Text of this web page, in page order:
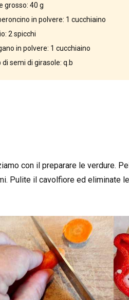
grosso: 40 g
in polvere: 1 cucchiaino
2 spicchi
in polvere: 1 cucchiaino
di semi di girasole: q.b
con il preparare le verdure.
Pulite il cavolfiore ed eliminate